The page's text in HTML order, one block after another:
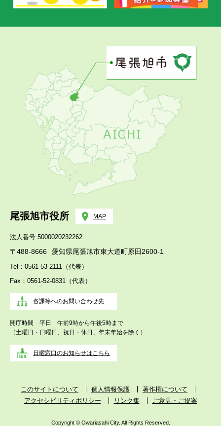
尾張旭市役所 MAP
法人番号 5000020232262
〒488-8666 愛知県尾張旭市東大道町原田2600-1
Tel：0561-53-2111（代表）
Fax：0561-52-0831（代表）
各課等へのお問い合わせ先
開庁時間 平日 午前9時から午後5時まで
（土曜日・日曜日、祝日・休日、年末年始を除く）
日曜窓口のお知らせはこちら
このサイトについて 個人情報保護
著作権について
アクセシビリティポリシー
リンク集 ご意見・ご提案
Copyright © Owariasahi City. All Rights Reserved.